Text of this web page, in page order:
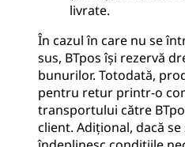
livrate.
În cazul în care nu se
sus, BTpos își rezervă
bunurilor. Totodată,
pentru retur printr-o
transportului către
client. Adițional, dacă